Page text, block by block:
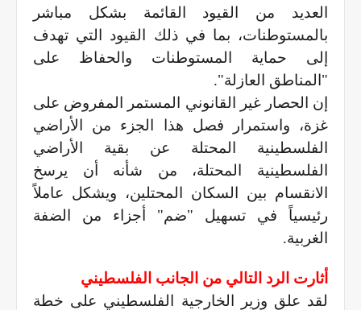
العديد من القيود القائمة بشكل مباشر
بالمستوطنات، بما في ذلك القيود التي تهدف
إلى حماية المستوطنات والحفاظ على
"المناطق العازلة".
إن الحصار غير القانوني المستمر المفروض على
غزة، واستمرار فصل هذا الجزء من الأراضي
الفلسطينية المحتلة عن بقية الأراضي
الفلسطينية المحتلة، من شأنه أن يرسخ
الانقسام بين السكان المحتلين، ويشكل عاملاً
رئيسياً في تسهيل "ضم" أجزاء من الضفة
الغربية.
أثارت الرد التالي من الجانب الفلسطيني
لقد علق وزير الخارجية الفلسطيني على خطة